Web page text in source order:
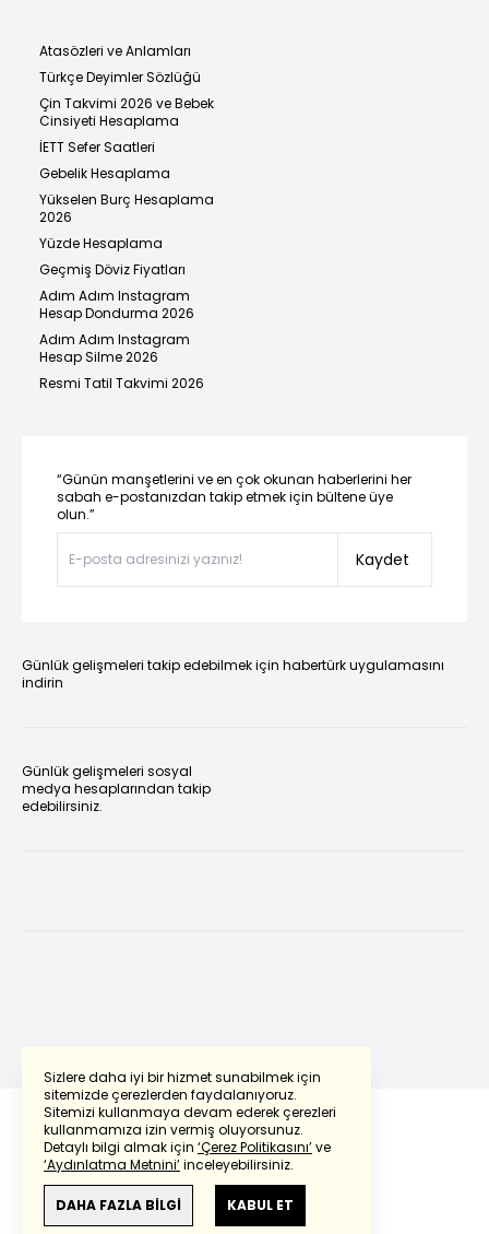
Sizlere daha iyi bir hizmet sunabilmek için
sitemizde çerezlerden faydalanıyoruz.
Sitemizi kullanmaya devam ederek çerezleri
kullanmamıza izin vermiş oluyorsunuz.
Detaylı bilgi almak için ‘Çerez Politikasını’ve
‘Aydınlatma Metnini’inceleyebilirsiniz.
DAHA FAZLA BİLGİ KABUL ET
Atasözleri ve Anlamları
Türkçe Deyimler Sözlüğü
Çin Takvimi 2026 ve Bebek
Cinsiyeti Hesaplama
İETT Sefer Saatleri
Gebelik Hesaplama
Yükselen Burç Hesaplama
2026
Yüzde Hesaplama
Geçmiş Döviz Fiyatları
Adım Adım Instagram
Hesap Dondurma 2026
Adım Adım Instagram
Hesap Silme 2026
Resmi Tatil Takvimi 2026
“Günün manşetlerini ve en çok okunan haberlerini her
sabah e-postanızdan takip etmek için bültene üye
olun.”
Kaydet
Günlük gelişmeleri takip edebilmek için habertürk uygulamasını
indirin
Günlük gelişmeleri sosyal
medya hesaplarından takip
edebilirsiniz.